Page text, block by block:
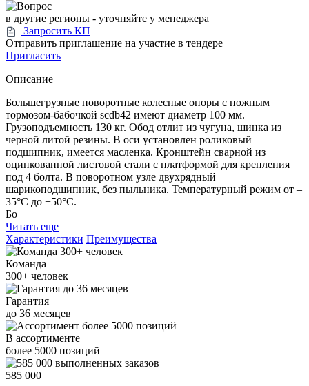
в другие регионы - уточняйте у менеджера
Запросить КП
Отправить приглашение на участие в тендере
Пригласить
Описание
Большегрузные поворотные колесные опоры с ножным
тормозом-бабочкой scdb42 имеют диаметр 100 мм.
Грузоподъемность 130 кг. Обод отлит из чугуна, шинка из
черной литой резины. В оси установлен роликовый
подшипник, имеется масленка. Кронштейн сварной из
оцинкованной листовой стали с платформой для крепления
под 4 болта. В поворотном узле двухрядный
шарикоподшипник, без пыльника. Температурный режим от –
35°С до +50°С.
Бо
Читать еще
Характеристики Преимущества
Команда
300+ человек
Гарантия
до 36 месяцев
В ассортименте
более 5000 позиций
585 000